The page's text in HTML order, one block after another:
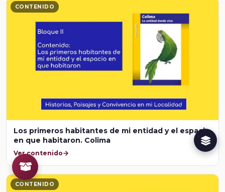
CONTENIDO
Los primeros habitantes de mi entidad y el espacio
en que habitaron. Colima
Ver contenido
CONTENIDO